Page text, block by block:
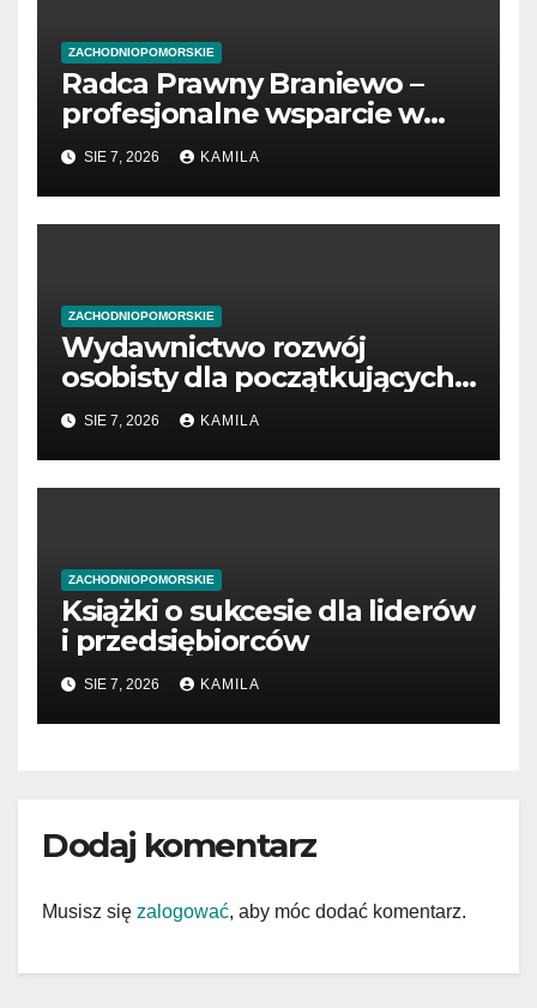
ZACHODNIOPOMORSKIE
Radca Prawny Braniewo –
profesjonalne wsparcie w
sprawach prawnych
SIE 7, 2026 KAMILA
ZACHODNIOPOMORSKIE
Wydawnictwo rozwój
osobisty dla początkujących
przedsiębiorców
SIE 7, 2026 KAMILA
ZACHODNIOPOMORSKIE
Książki o sukcesie dla liderów
i przedsiębiorców
SIE 7, 2026 KAMILA
Dodaj komentarz
Musisz się zalogować, aby móc dodać komentarz.